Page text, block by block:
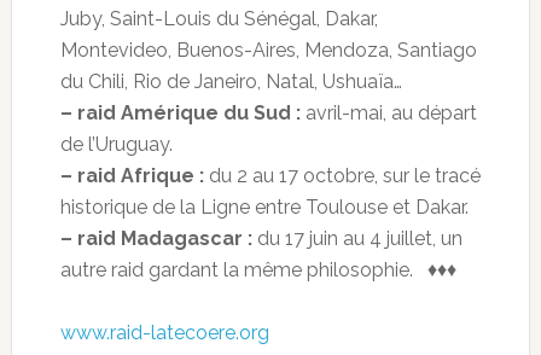
Juby, Saint-Louis du Sénégal, Dakar,
Montevideo, Buenos-Aires, Mendoza, Santiago
du Chili, Rio de Janeiro, Natal, Ushuaïa…
– raid Amérique du Sud : avril-mai, au départ
de l’Uruguay.
– raid Afrique :du 2 au 17 octobre, sur le tracé
historique de la Ligne entre Toulouse et Dakar.
– raid Madagascar :du 17 juin au 4 juillet, un
autre raid gardant la même philosophie. ♦♦♦
www.raid-latecoere.org